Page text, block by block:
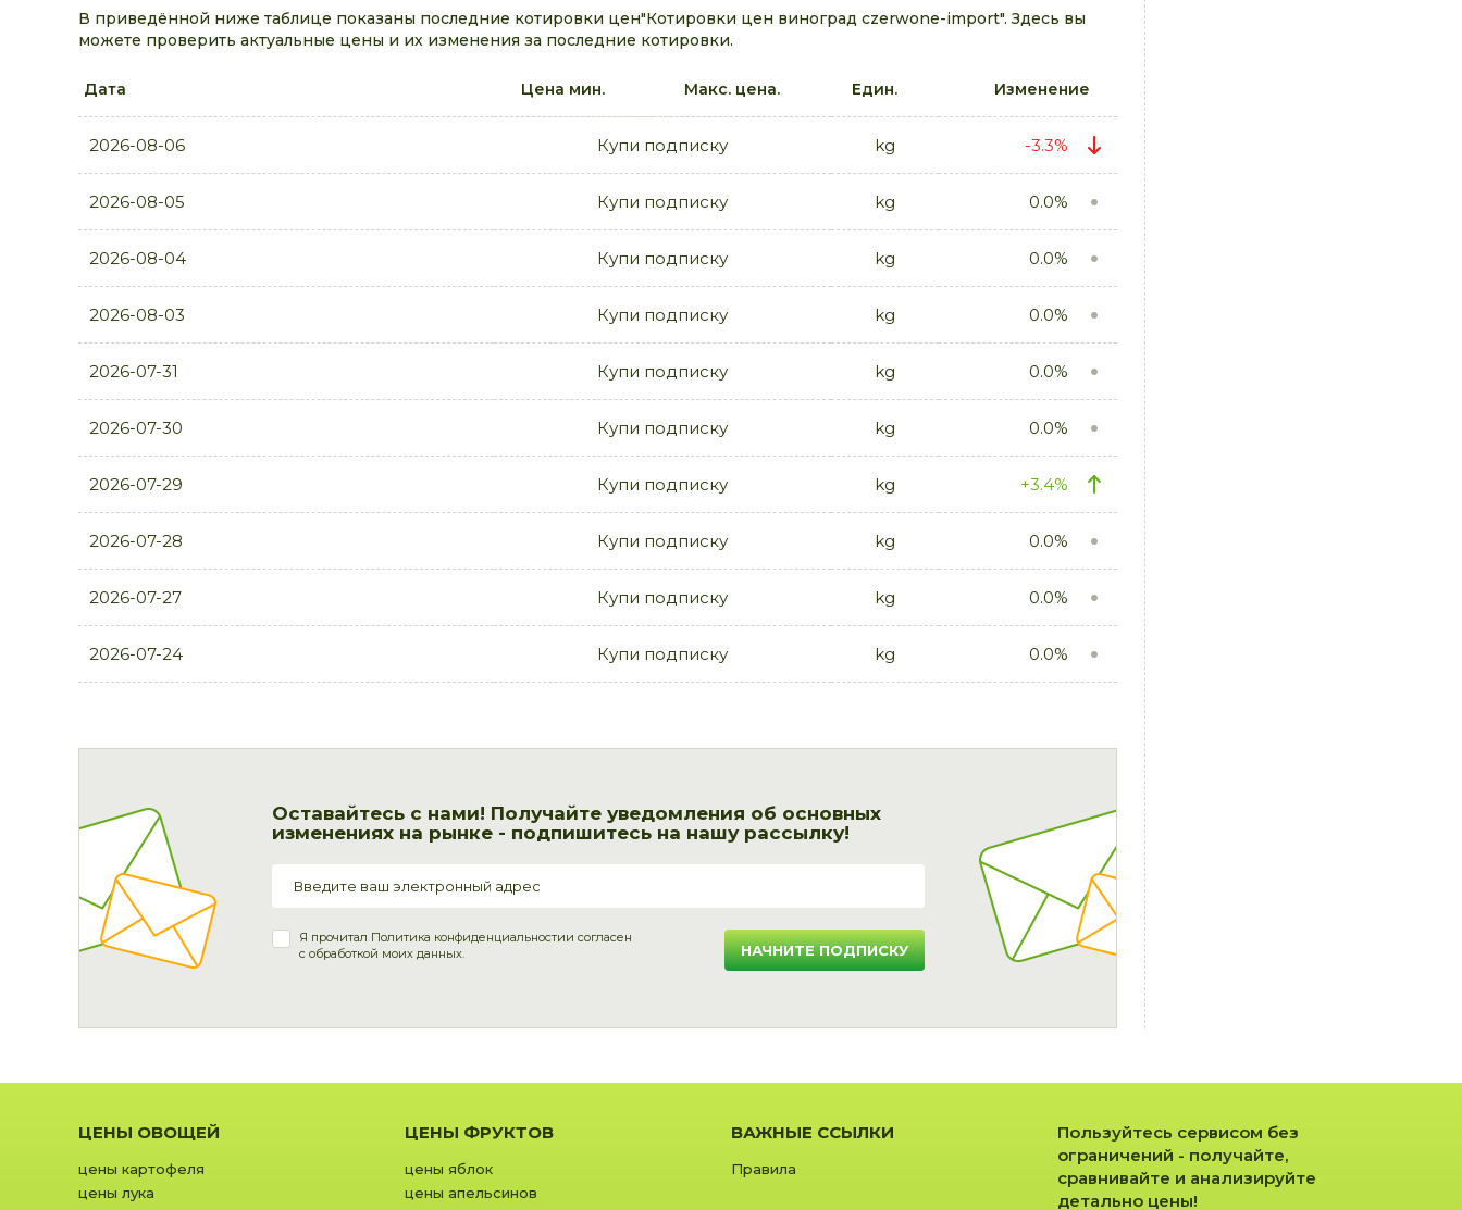
В приведённой ниже таблице показаны последние котировки цен"Котировки цен виноград czerwone-import". Здесь вы
можете проверить актуальные цены и их изменения за последние котировки.
Дата Цена мин. Макс. цена. Един. Изменение
2026-08-06 Купи подписку kg -3.3%
2026-08-05 Купи подписку kg 0.0%
2026-08-04 Купи подписку kg 0.0%
2026-08-03 Купи подписку kg 0.0%
2026-07-31 Купи подписку kg 0.0%
2026-07-30 Купи подписку kg 0.0%
2026-07-29 Купи подписку kg +3.4%
2026-07-28 Купи подписку kg 0.0%
2026-07-27 Купи подписку kg 0.0%
2026-07-24 Купи подписку kg 0.0%
Оставайтесь с нами! Получайте уведомления об основных
изменениях на рынке - подпишитесь на нашу рассылку!
Я прочитал Политика конфиденциальностии согласен
с обработкой моих данных.
НАЧНИТЕ ПОДПИСКУ
ЦЕНЫ ОВОЩЕЙ
цены картофеля
цены лука
ЦЕНЫ ФРУКТОВ
цены яблок
цены апельсинов
ВАЖНЫЕ ССЫЛКИ
Правила
Пользуйтесь сервисом без
ограничений - получайте,
сравнивайте и анализируйте
детально цены!